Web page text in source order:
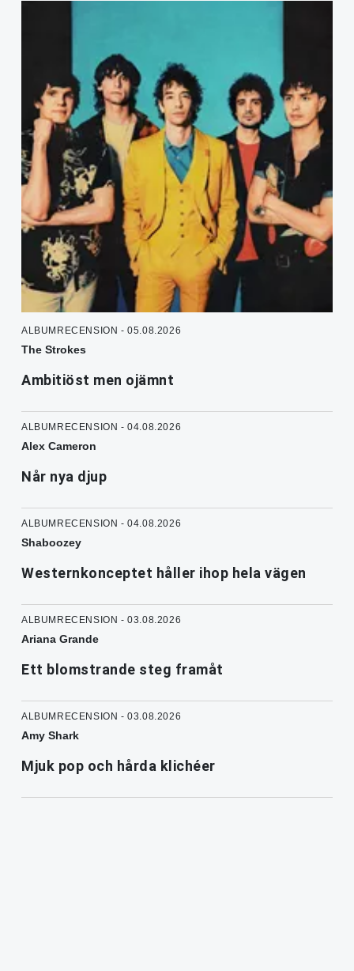
ALBUMRECENSION - 05.08.2026
The Strokes
Ambitiöst men ojämnt
ALBUMRECENSION - 04.08.2026
Alex Cameron
Når nya djup
ALBUMRECENSION - 04.08.2026
Shaboozey
Westernkonceptet håller ihop hela vägen
ALBUMRECENSION - 03.08.2026
Ariana Grande
Ett blomstrande steg framåt
ALBUMRECENSION - 03.08.2026
Amy Shark
Mjuk pop och hårda klichéer